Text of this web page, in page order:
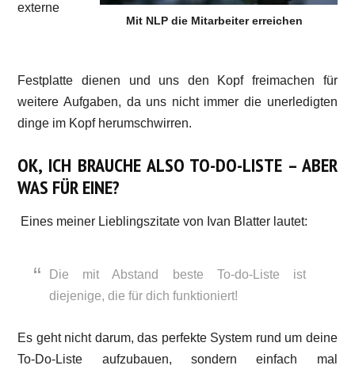
Mit NLP die Mitarbeiter erreichen
externe
Festplatte dienen und uns den Kopf freimachen für
weitere Aufgaben, da uns nicht immer die unerledigten
dinge im Kopf herumschwirren.
OK, ICH BRAUCHE ALSO TO-DO-LISTE – ABER
WAS FÜR EINE?
Eines meiner Lieblingszitate von Ivan Blatter lautet:
Die mit Abstand beste To-do-Liste ist
diejenige, die für dich funktioniert!
Es geht nicht darum, das perfekte System rund um deine
To-Do-Liste aufzubauen, sondern einfach mal